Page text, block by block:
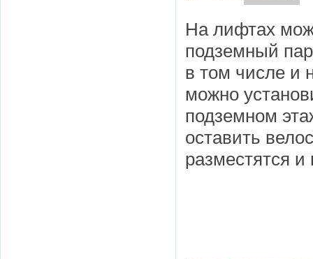
На лифтах
подземный
в том числе и
можно
подземном
оставить
разместятся